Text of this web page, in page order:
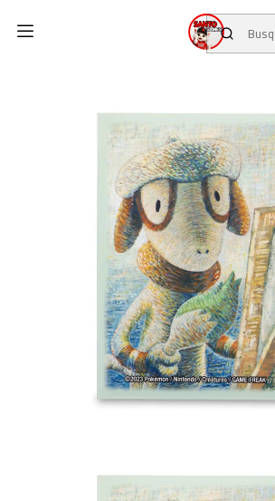
POKEMON
Smeargle Inspired by Self-Portrait as a